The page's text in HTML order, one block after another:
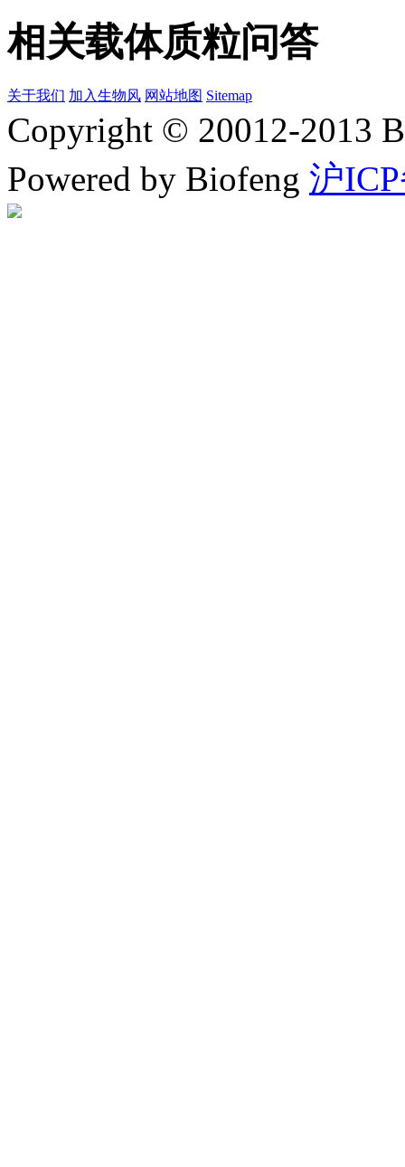
相关载体质粒问答
关于我们 加入生物风 网站地图 Sitemap
Copyright © 20012-2013
Powered by Biofeng 沪